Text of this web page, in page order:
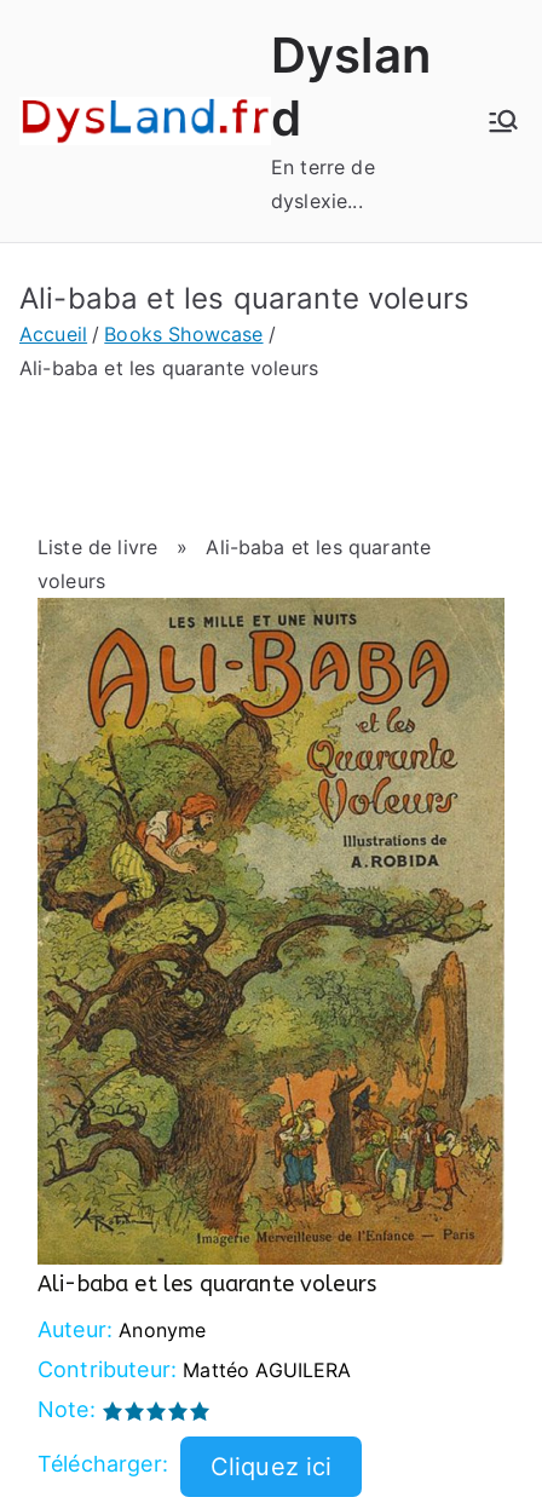
Dyslan
d
En terre de
dyslexie...
Ali-baba et les quarante voleurs
Accueil
Books Showcase
Ali-baba et les quarante voleurs
Liste de livre » Ali-baba et les quarante
voleurs
Ali-baba et les quarante voleurs
Auteur:Anonyme
Contributeur: Mattéo AGUILERA
Note:
Télécharger: